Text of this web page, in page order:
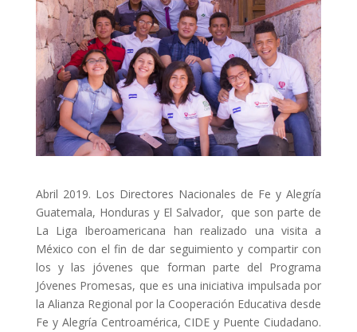
Abril 2019. Los Directores Nacionales de Fe y Alegría
Guatemala, Honduras y El Salvador, que son parte de
La Liga Iberoamericana han realizado una visita a
México con el fin de dar seguimiento y compartir con
los y las jóvenes que forman parte del Programa
Jóvenes Promesas, que es una iniciativa impulsada por
la Alianza Regional por la Cooperación Educativa desde
Fe y Alegría Centroamérica, CIDE y Puente Ciudadano.
ACCIÓ SOCIAL I JOVES
ESPLAIS
SUPORT TERCER SECTOR